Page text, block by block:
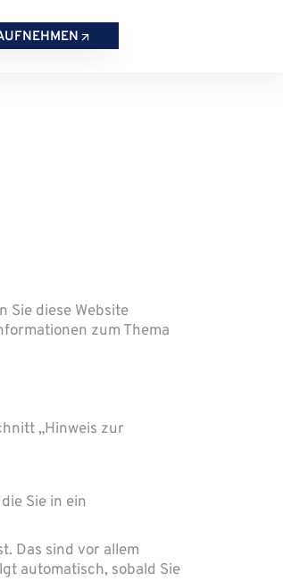
Sie diese Website
zum Thema
„Hinweis zur
Sie in ein
Das sind vor allem
automatisch, sobald Sie